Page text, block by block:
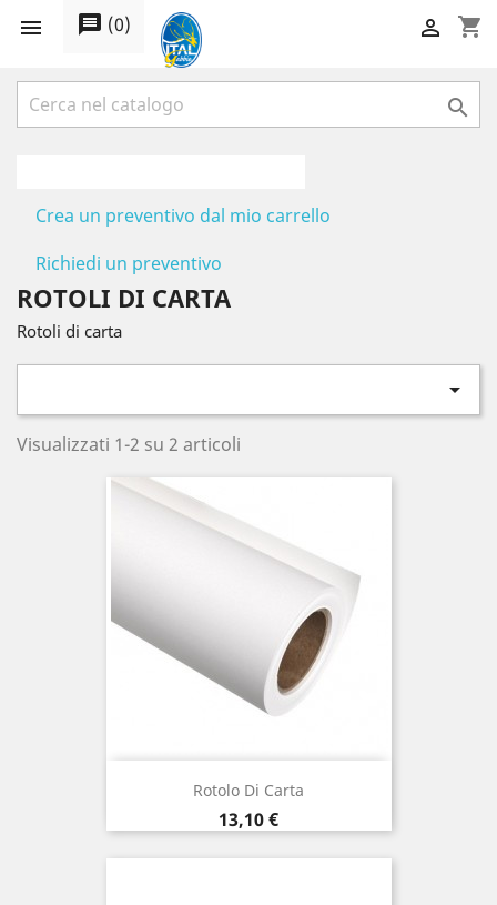
 message (0) shopping_cart


Crea un preventivo dal mio carrello
Richiedi un preventivo
ROTOLI DI CARTA
Rotoli di carta

Visualizzati 1-2 su 2 articoli
Rotolo Di Carta
Prezzo
13,10 €